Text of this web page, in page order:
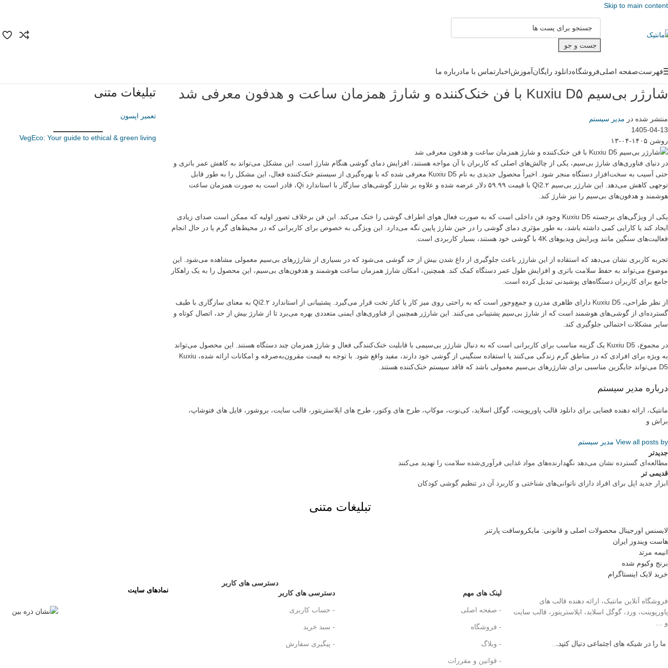
Skip to main content
جست و جو
فهرستصفحه اصلیفروشگاهدانلود رایگانآموزشاخبار تماس با مادرباره ما
شارژر بی‌سیم Kuxiu D۵ با فن خنک‌کننده و شارژ همزمان ساعت و هدفون معرفی شد
منتشر شده در مدیر سیستم
1405-04-13
روشن ۱۴۰۵-۰۴-۱۳
در دنیای فناوری‌های شارژ بی‌سیم، یکی از چالش‌های اصلی که کاربران با آن مواجه هستند، افزایش دمای گوشی هنگام شارژ است. این مشکل می‌تواند به کاهش عمر باتری و
حتی آسیب به سخت‌افزار دستگاه منجر شود. اخیراً محصول جدیدی به نام Kuxiu D5 معرفی شده که با بهره‌گیری از سیستم خنک‌کننده فعال، این مشکل را به طور قابل
توجهی کاهش می‌دهد. این شارژر بی‌سیم Qi2.۲ با قیمت ۵۹.۹۹ دلار عرضه شده و علاوه بر شارژ گوشی‌های سازگار با استاندارد Qi، قادر است به صورت همزمان ساعت
هوشمند و هدفون‌های بی‌سیم را نیز شارژ کند.
یکی از ویژگی‌های برجسته Kuxiu D5 وجود فن داخلی است که به صورت فعال هوای اطراف گوشی را خنک می‌کند. این فن برخلاف تصور اولیه که ممکن است صدای زیادی
ایجاد کند یا کارایی کمی داشته باشد، به طور مؤثری دمای گوشی را در حین شارژ پایین نگه می‌دارد. این ویژگی به خصوص برای کاربرانی که در محیط‌های گرم یا در حال انجام
فعالیت‌های سنگین مانند ویرایش ویدیوهای 4K با گوشی خود هستند، بسیار کاربردی است.
تجربه کاربری نشان می‌دهد که استفاده از این شارژر باعث جلوگیری از داغ شدن بیش از حد گوشی می‌شود که در بسیاری از شارژرهای بی‌سیم معمولی مشاهده می‌شود. این
موضوع می‌تواند به حفظ سلامت باتری و افزایش طول عمر دستگاه کمک کند. همچنین، امکان شارژ همزمان ساعت هوشمند و هدفون‌های بی‌سیم، این محصول را به یک راهکار
جامع برای کاربران دستگاه‌های پوشیدنی تبدیل کرده است.
از نظر طراحی، Kuxiu D5 دارای ظاهری مدرن و جمع‌وجور است که به راحتی روی میز کار یا کنار تخت قرار می‌گیرد. پشتیبانی از استاندارد Qi2.۲ به معنای سازگاری با طیف
گسترده‌ای از گوشی‌های هوشمند است که از شارژ بی‌سیم پشتیبانی می‌کنند. این شارژر همچنین از فناوری‌های ایمنی متعددی بهره می‌برد تا از شارژ بیش از حد، اتصال کوتاه و
سایر مشکلات احتمالی جلوگیری کند.
در مجموع، Kuxiu D5 یک گزینه مناسب برای کاربرانی است که به دنبال شارژر بی‌سیمی با قابلیت خنک‌کنندگی فعال و شارژ همزمان چند دستگاه هستند. این محصول می‌تواند
به ویژه برای افرادی که در مناطق گرم زندگی می‌کنند یا استفاده سنگینی از گوشی خود دارند، مفید واقع شود. با توجه به قیمت مقرون‌به‌صرفه و امکانات ارائه شده، Kuxiu
D5 می‌تواند جایگزین مناسبی برای شارژرهای بی‌سیم معمولی باشد که فاقد سیستم خنک‌کننده هستند.
درباره مدیر سیستم
مانتیک، ارائه دهنده فضایی برای دانلود قالب پاورپوینت، گوگل اسلاید، کی‌نوت، موکاپ، طرح های وکتور، طرح های ایلاستریتور، قالب سایت، بروشور، فایل های فتوشاپ،
براش و
View all posts by مدیر سیستم
جدیدتر
مطالعه‌ای گسترده نشان می‌دهد نگهدارنده‌های مواد غذایی فرآوری‌شده سلامت را تهدید می‌کنند
قدیمی تر
ابزار جدید اپل برای افراد دارای ناتوانی‌های شناختی و کاربرد آن در تنظیم گوشی کودکان
تبلیغات متنی
تعمیر اپسون
VegEco: Your guide to ethical & green living
تبلیغات متنی
لایسنس اورجینال محصولات اصلی و قانونی: مایکروسافت پارتنر
هاست ویندوز ایران
انیمه مرتد
برنج وکیوم شده
خرید لایک اینستاگرام
فروشگاه آنلاین مانتیک، ارائه دهنده قالب های
پاورپوینت، ورد، گوگل اسلاید، ایلاستریتور، قالب سایت
و …
ما را در شبکه های اجتماعی دنبال کنید.
لینک های مهم
- صفحه اصلی
- فروشگاه
- وبلاگ
- قوانین و مقررات
دسترسی های کاربر
دسترسی های کاربر
- حساب کاربری
- سبد خرید
- پیگیری سفارش
نمادهای سایت